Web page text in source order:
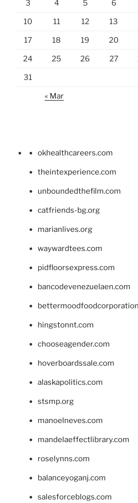
3 4 5 6
10 11 12 13
17 18 19 20
24 25 26 27
31
« Mar
okhealthcareers.com
theintexperience.com
unboundedthefilm.com
catfriends-bg.org
marianlives.org
waywardtees.com
pidfloorsexpress.com
bancodevenezuelaen.com
hingstonnt.com
chooseagender.com
hoverboardssale.com
alaskapolitics.com
stsmp.org
manoelneves.com
mandelaeffectlibrary.com
roselynns.com
balanceyoganj.com
salesforceblogs.com